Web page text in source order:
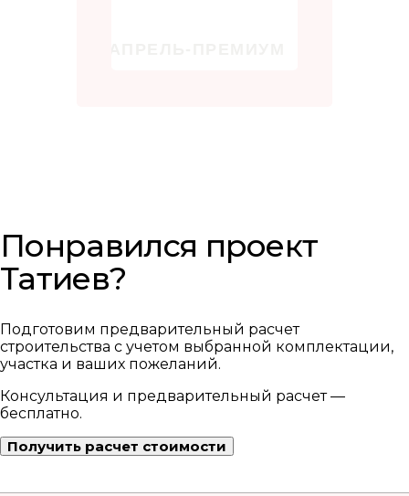
Понравился проект
Татиев?
Подготовим предварительный расчет
строительства с учетом выбранной комплектации,
участка и ваших пожеланий.
Консультация и предварительный расчет —
бесплатно.
Получить расчет стоимости